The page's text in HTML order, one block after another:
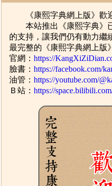
《康熙字典網上版》歡
本站推出《康熙字典》
的支持，讓我們仍有動力繼
最完整的《康熙字典網上版
官網：https://
臉書：https://facebook.com/
油管：https://youtube.com/
Ｂ站：https://